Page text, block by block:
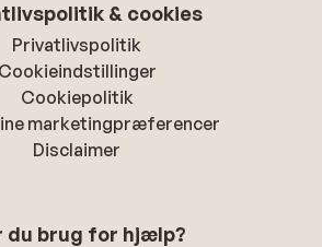
& cookies
Privatlivspolitik
Cookieindstillinger
Cookiepolitik
marketingpræferencer
Disclaimer
du brug for hjælp?